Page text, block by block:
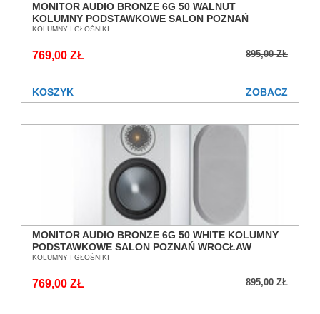
MONITOR AUDIO BRONZE 6G 50 WALNUT
KOLUMNY PODSTAWKOWE SALON POZNAŃ
WROCŁAW
KOLUMNY I GŁOŚNIKI
895,00 ZŁ
769,00 ZŁ
KOSZYK ZOBACZ
MONITOR AUDIO BRONZE 6G 50 WHITE KOLUMNY
PODSTAWKOWE SALON POZNAŃ WROCŁAW
KOLUMNY I GŁOŚNIKI
895,00 ZŁ
769,00 ZŁ